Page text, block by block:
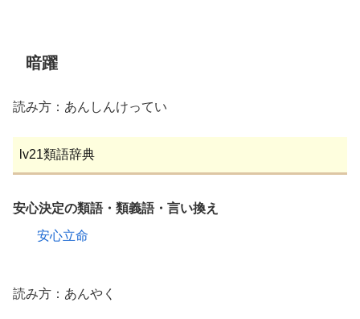
暗躍
読み方：あんしんけってい
lv21類語辞典
安心決定の類語・類義語・言い換え
安心立命
読み方：あんやく